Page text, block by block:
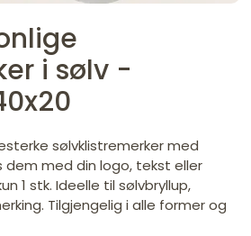
i sølv -
sølvklistremerker med
dem med din logo, tekst eller
1 stk. Ideelle til sølvbryllup,
Tilgjengelig i alle former og